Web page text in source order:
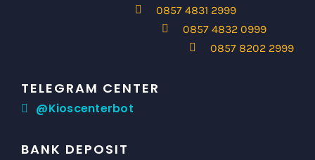
0857 4831 2999
0857 4832 0999
0857 8202 2999
TELEGRAM CENTER
@Kioscenterbot
BANK DEPOSIT